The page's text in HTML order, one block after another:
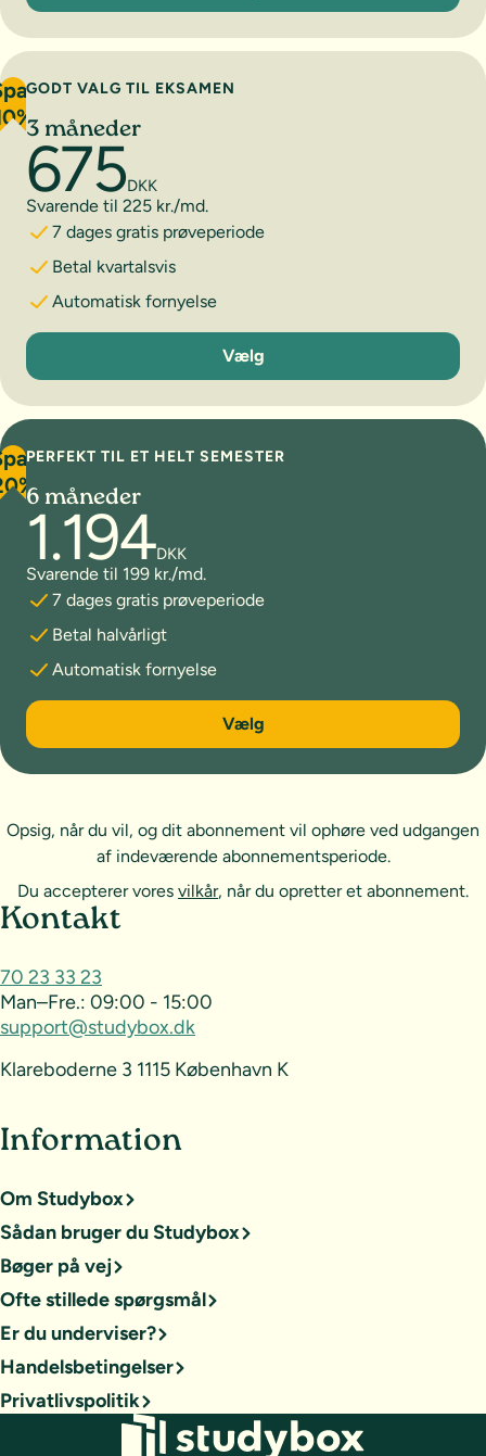
GODT VALG TIL EKSAMEN
3 måneder
675DKK
Svarende til 225 kr./md.
7 dages gratis prøveperiode
Betal kvartalsvis
Automatisk fornyelse
3 måneder
Vælg
PERFEKT TIL ET HELT SEMESTER
6 måneder
1.194DKK
Svarende til 199 kr./md.
7 dages gratis prøveperiode
Betal halvårligt
Automatisk fornyelse
6 måneder
Vælg
Opsig, når du vil, og dit abonnement vil ophøre ved udgangen
af indeværende abonnementsperiode.
Du accepterer vores vilkår, når du opretter et abonnement.
Sideoversigt og kontakt
Kontakt
70 23 33 23
Man–Fre.: 09:00 - 15:00
support@studybox.dk
Klareboderne 3 1115 København K
Information
Om Studybox
Sådan bruger du Studybox
Bøger på vej
Ofte stillede spørgsmål
Er du underviser?
Handelsbetingelser
Privatlivspolitik